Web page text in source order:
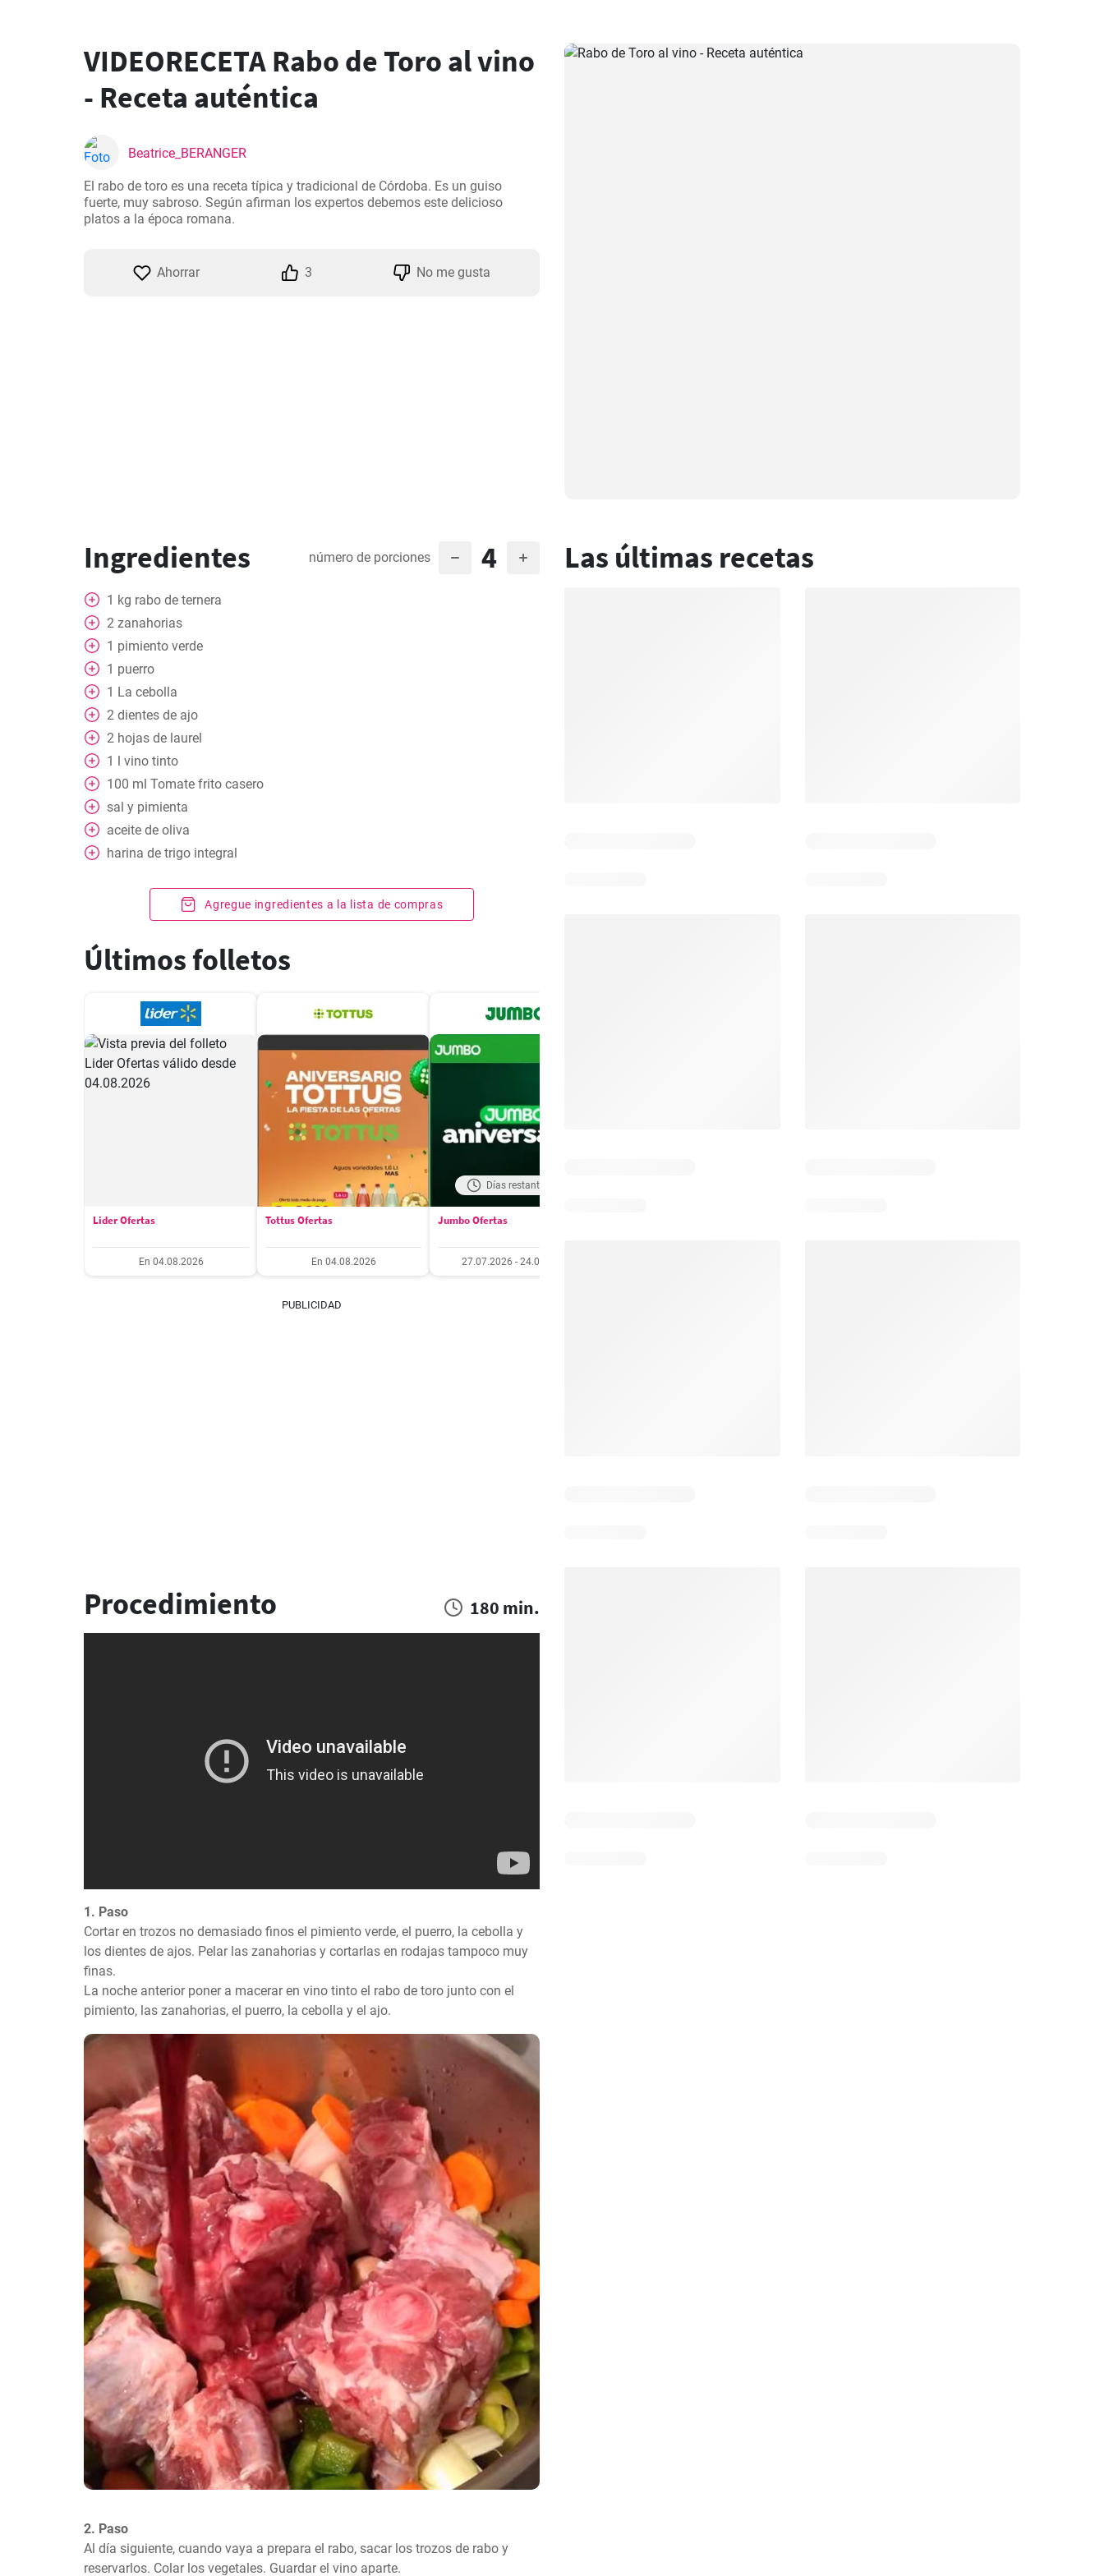
VIDEORECETA Rabo de Toro al vino
- Receta auténtica
Beatrice_BERANGER
El rabo de toro es una receta típica y tradicional de Córdoba. Es un guiso
fuerte, muy sabroso. Según afirman los expertos debemos este delicioso
platos a la época romana.
Ahorrar 3 No me gusta
Ingredientes número de porciones 4
1 kg rabo de ternera
2 zanahorias
1 pimiento verde
1 puerro
1 La cebolla
2 dientes de ajo
2 hojas de laurel
1 l vino tinto
100 ml Tomate frito casero
sal y pimienta
aceite de oliva
harina de trigo integral
Agregue ingredientes a la lista de compras
Últimos folletos
Lider Ofertas
En 04.08.2026
Tottus Ofertas
En 04.08.2026
Días restantes: 17
Jumbo Ofertas
27.07.2026 - 24.08.2026
PUBLICIDAD
Procedimiento 180 min.
1. Paso
Cortar en trozos no demasiado finos el pimiento verde, el puerro, la cebolla y
los dientes de ajos. Pelar las zanahorias y cortarlas en rodajas tampoco muy
finas.
La noche anterior poner a macerar en vino tinto el rabo de toro junto con el
pimiento, las zanahorias, el puerro, la cebolla y el ajo.
2. Paso
Al día siguiente, cuando vaya a prepara el rabo, sacar los trozos de rabo y
reservarlos. Colar los vegetales. Guardar el vino aparte.
Las últimas recetas